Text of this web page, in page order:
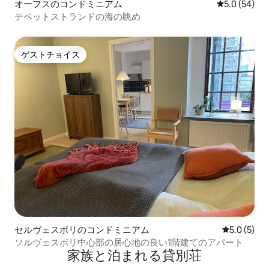
オーフスのコンドミニアム レビュー54
5.0 (54)
テペットストランドの海の眺め
ゲストチョイス
ゲストチョイス
セルヴェスボリのコンドミニアム レビュー5
5.0 (5)
ソルヴェスボリ中心部の居心地の良い1階建てのアパート
家族と泊まれる貸別荘